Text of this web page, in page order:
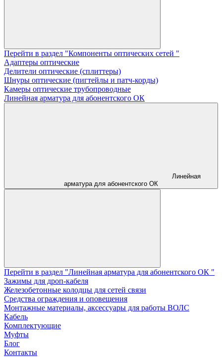
Перейти в раздел "Компоненты оптических сетей "
Адаптеры оптические
Делители оптические (сплиттеры)
Шнуры оптические (пигтейлы и патч-корды)
Камеры оптические трубопроводные
Линейная арматура для абонентского ОК
Линейная
арматура для абонентского ОК
Перейти в раздел "Линейная арматура для абонентского ОК "
Зажимы для дроп-кабеля
Железобетонные колодцы для сетей связи
Средства ограждения и оповещения
Монтажные материалы, аксессуары для работы ВОЛС
Кабель
Комплектующие
Муфты
Блог
Контакты